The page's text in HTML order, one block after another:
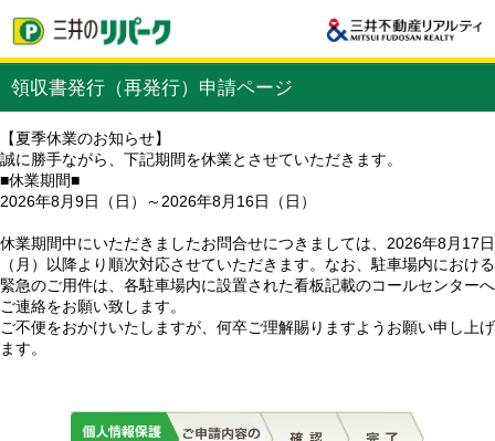
領収書発行（再発行）申請ページ
【夏季休業のお知らせ】
誠に勝手ながら、下記期間を休業とさせていただきます。
■休業期間■
2026年8月9日（日）～2026年8月16日（日）
休業期間中にいただきましたお問合せにつきましては、2026年8月17日
（月）以降より順次対応させていただきます。なお、駐車場内における
緊急のご用件は、各駐車場内に設置された看板記載のコールセンターへ
ご連絡をお願い致します。
ご不便をおかけいたしますが、何卒ご理解賜りますようお願い申し上げ
ます。